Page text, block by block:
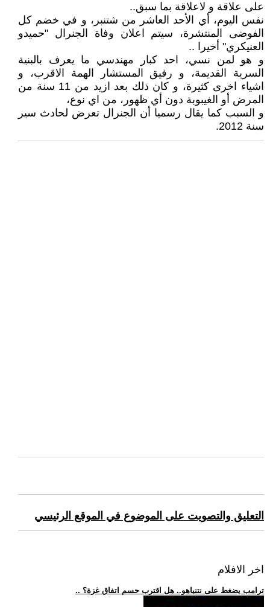
على علاقة و لاعلاقة بما سبق..
نفس اليوم، أي الأحد العاشر من شتنبر، و في خضم كل
الفوضى المنتشرة، سيتم اعلان وفاة الجنرال "حميدو
العنيكري" أخيرا ..
و هو لمن نسي، احد كبار مهندسي ما يعرف بالبنية
السرية القديمة، و رفيق المستشار الهمة الاقرب، و
اشياء اخرى كثيرة، و كان ذلك بعد ازيد من 11 سنة من
المرض أو الغيبوبة دون أي ظهور، من اي نوع،
و السبب كما يقال رسميا أن الجنرال تعرض لحادث سير
سنة 2012.
التعليق والتصويت على الموضوع في الموقع الرئيسي
اخر الافلام
.. ترامب يضغط على نتنياهو.. هل اقترب حسم اتفاق غزة؟